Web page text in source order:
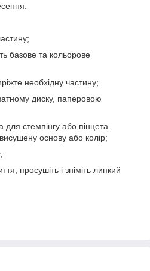
базове та кольорове
необхідну частину;
диску, паперовою
стемпінгу або пінцета
основу або колір;
просушіть і зніміть липкий